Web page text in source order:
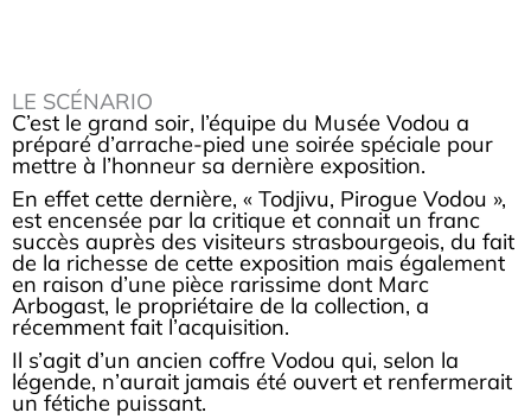
LE SCÉNARIO
C’est le grand soir, l’équipe du Musée Vodou a
préparé d’arrache-pied une soirée spéciale pour
mettre à l’honneur sa dernière exposition.
En effet cette dernière, « Todjivu, Pirogue Vodou »,
est encensée par la critique et connait un franc
succès auprès des visiteurs strasbourgeois, du fait
de la richesse de cette exposition mais également
en raison d’une pièce rarissime dont Marc
Arbogast, le propriétaire de la collection, a
récemment fait l’acquisition.
Il s’agit d’un ancien coffre Vodou qui, selon la
légende, n’aurait jamais été ouvert et renfermerait
un fétiche puissant.